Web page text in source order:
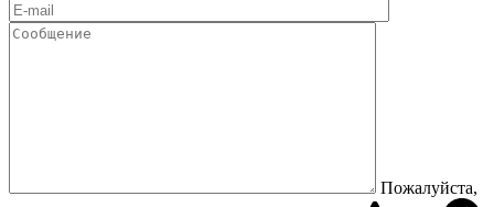
Пожалуйста,